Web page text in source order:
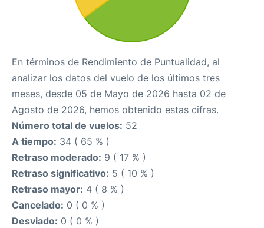
En términos de Rendimiento de Puntualidad, al
analizar los datos del vuelo de los últimos tres
meses, desde 05 de Mayo de 2026 hasta 02 de
Agosto de 2026, hemos obtenido estas cifras.
Número total de vuelos: 52
A tiempo: 34 ( 65 % )
Retraso moderado: 9 ( 17 % )
Retraso significativo: 5 ( 10 % )
Retraso mayor: 4 ( 8 % )
Cancelado: 0 ( 0 % )
Desviado: 0 ( 0 % )